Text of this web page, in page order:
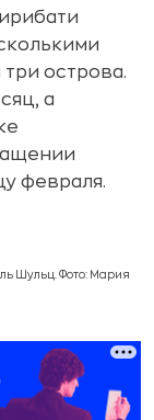
острова.
а
февраля.
Шульц. Фото: Мария